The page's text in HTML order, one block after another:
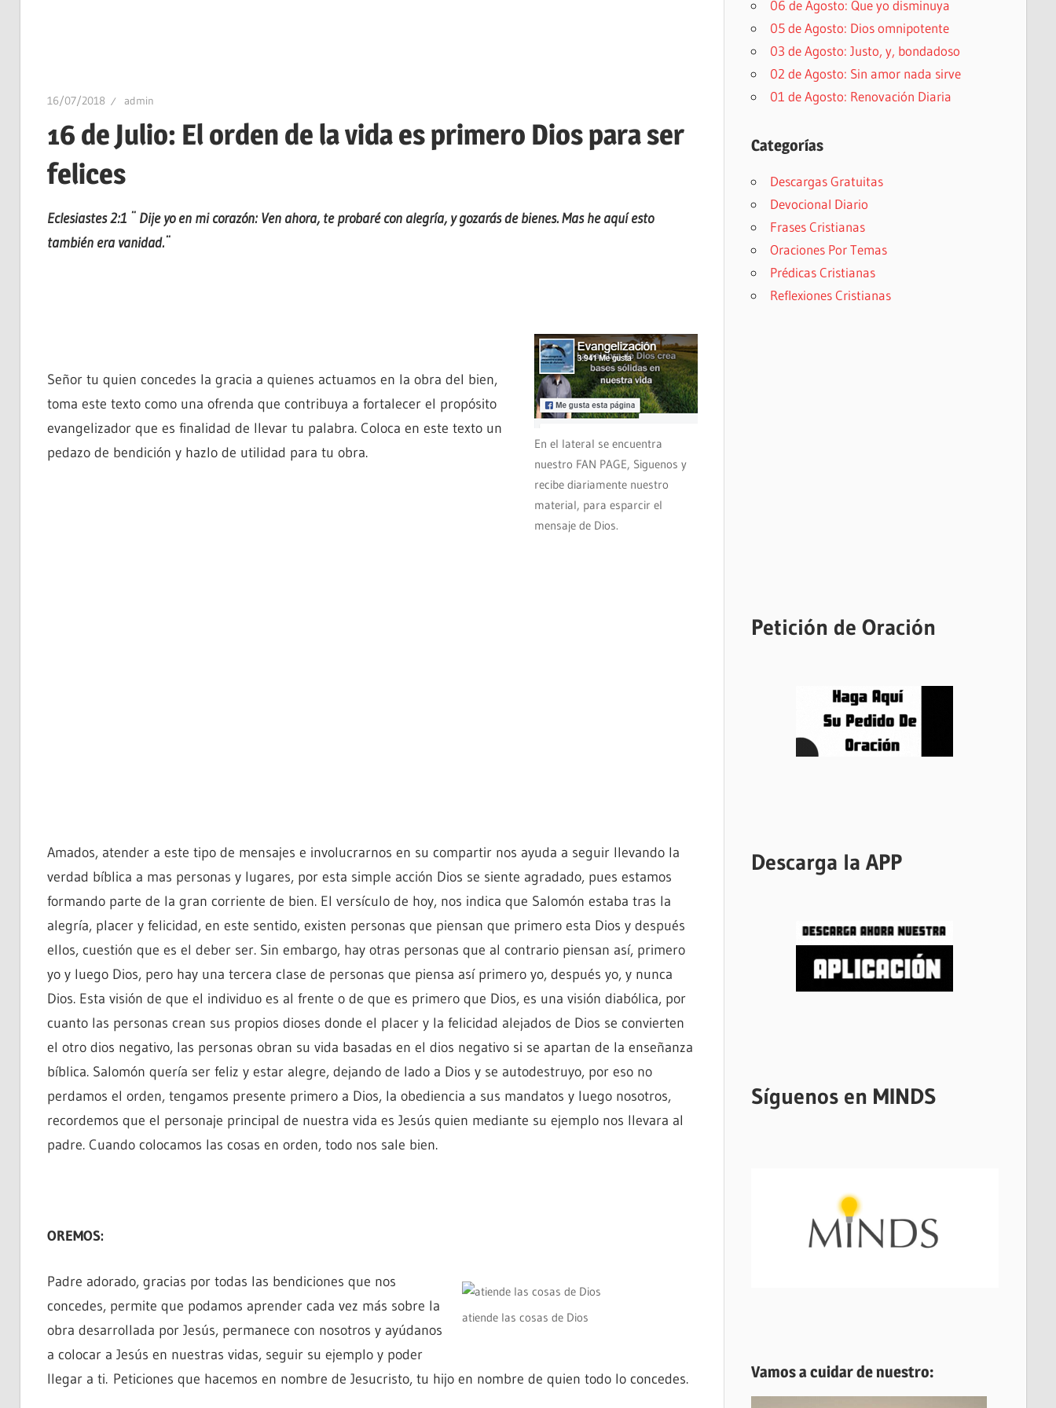
16/07/2018 admin
16 de Julio: El orden de la vida es primero Dios para ser
felices
Eclesiastes 2:1 ¨ Dije yo en mi corazón: Ven ahora, te probaré con alegría, y gozarás de bienes. Mas he aquí esto
también era vanidad.¨
En el lateral se encuentra
nuestro FAN PAGE, Siguenos y
recibe diariamente nuestro
material, para esparcir el
mensaje de Dios.
Señor tu quien concedes la gracia a quienes actuamos en la obra del bien,
toma este texto como una ofrenda que contribuya a fortalecer el propósito
evangelizador que es finalidad de llevar tu palabra. Coloca en este texto un
pedazo de bendición y hazlo de utilidad para tu obra.
Amados, atender a este tipo de mensajes e involucrarnos en su compartir nos ayuda a seguir llevando la
verdad bíblica a mas personas y lugares, por esta simple acción Dios se siente agradado, pues estamos
formando parte de la gran corriente de bien. El versículo de hoy, nos indica que Salomón estaba tras la
alegría, placer y felicidad, en este sentido, existen personas que piensan que primero esta Dios y después
ellos, cuestión que es el deber ser. Sin embargo, hay otras personas que al contrario piensan así, primero
yo y luego Dios, pero hay una tercera clase de personas que piensa así primero yo, después yo, y nunca
Dios. Esta visión de que el individuo es al frente o de que es primero que Dios, es una visión diabólica, por
cuanto las personas crean sus propios dioses donde el placer y la felicidad alejados de Dios se convierten
el otro dios negativo, las personas obran su vida basadas en el dios negativo si se apartan de la enseñanza
bíblica. Salomón quería ser feliz y estar alegre, dejando de lado a Dios y se autodestruyo, por eso no
perdamos el orden, tengamos presente primero a Dios, la obediencia a sus mandatos y luego nosotros,
recordemos que el personaje principal de nuestra vida es Jesús quien mediante su ejemplo nos llevara al
padre. Cuando colocamos las cosas en orden, todo nos sale bien.
OREMOS:
atiende las cosas de Dios
Padre adorado, gracias por todas las bendiciones que nos
concedes, permite que podamos aprender cada vez más sobre la
obra desarrollada por Jesús, permanece con nosotros y ayúdanos
a colocar a Jesús en nuestras vidas, seguir su ejemplo y poder
llegar a ti. Peticiones que hacemos en nombre de Jesucristo, tu hijo en nombre de quien todo lo concedes.
06 de Agosto: Que yo disminuya
05 de Agosto: Dios omnipotente
03 de Agosto: Justo, y, bondadoso
02 de Agosto: Sin amor nada sirve
01 de Agosto: Renovación Diaria
Categorías
Descargas Gratuitas
Devocional Diario
Frases Cristianas
Oraciones Por Temas
Prédicas Cristianas
Reflexiones Cristianas
Petición de Oración
Descarga la APP
Síguenos en MINDS
Vamos a cuidar de nuestro: